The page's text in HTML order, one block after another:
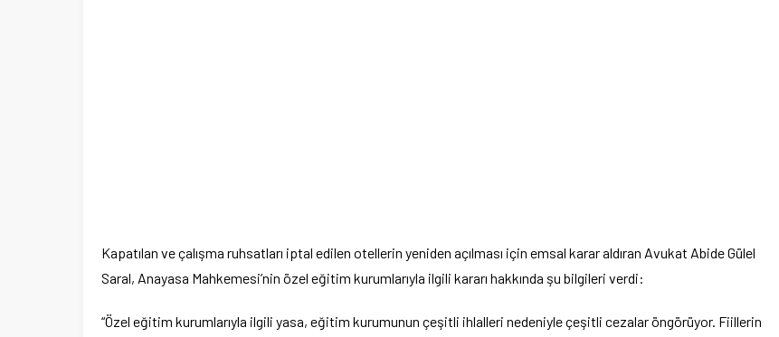
Kapatılan ve çalışma ruhsatları iptal edilen otellerin yeniden açılması için emsal karar aldıran Avukat Abide Gülel
Saral, Anayasa Mahkemesi’nin özel eğitim kurumlarıyla ilgili kararı hakkında şu bilgileri verdi:
“Özel eğitim kurumlarıyla ilgili yasa, eğitim kurumunun çeşitli ihlalleri nedeniyle çeşitli cezalar öngörüyor. Fiillerin